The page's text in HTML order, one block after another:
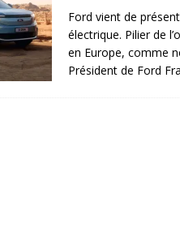
Ford vient de
électrique. Pilier de
en Europe, comme
Président de Ford